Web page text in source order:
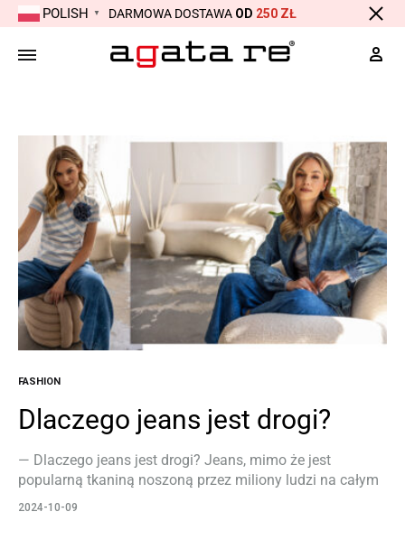
POLISH ▼ DARMOWA DOSTAWA OD 250 ZŁ
FASHION
Dlaczego jeans jest drogi?
— Dlaczego jeans jest drogi? Jeans, mimo że jest
popularną tkaniną noszoną przez miliony ludzi na całym
świecie, może być kosztowny, a jego cena wynika z kilku
2024-10-09